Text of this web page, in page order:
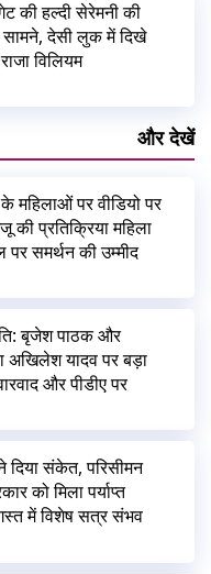
की हल्दी सेरेमनी की
देसी लुक में दिखे
विलियम
और देखें
के महिलाओं पर वीडियो पर
की प्रतिक्रिया महिला
पर समर्थन की उम्मीद
बृजेश पाठक और
अखिलेश यादव पर बड़ा
और पीडीए पर
दिया संकेत, परिसीमन
को मिला पर्याप्त
में विशेष सत्र संभव